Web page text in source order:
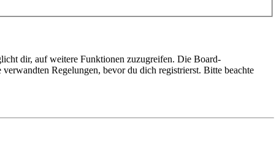
dir, auf weitere Funktionen zuzugreifen. Die Board-
Regelungen, bevor du dich registrierst. Bitte beachte